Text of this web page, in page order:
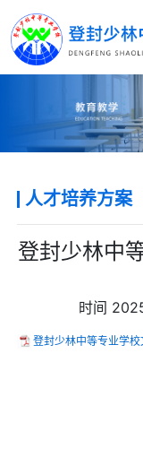
人才培养方案
登封少林中
时间
登封少林中等专业学